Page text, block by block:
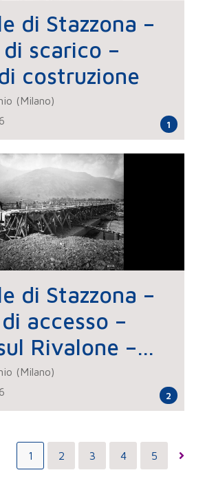
di Stazzona –
scarico –
costruzione
(Milano)
1
di Stazzona –
accesso –
Rivalone –
costruzione
(Milano)
2
1 2 3 4 5